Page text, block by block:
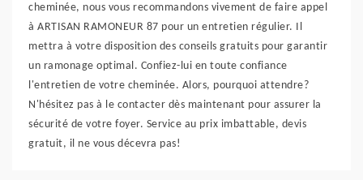
cheminée, nous vous recommandons vivement de faire appel
à ARTISAN RAMONEUR 87 pour un entretien régulier. Il
mettra à votre disposition des conseils gratuits pour garantir
un ramonage optimal. Confiez-lui en toute confiance
l'entretien de votre cheminée. Alors, pourquoi attendre?
N'hésitez pas à le contacter dès maintenant pour assurer la
sécurité de votre foyer. Service au prix imbattable, devis
gratuit, il ne vous décevra pas!